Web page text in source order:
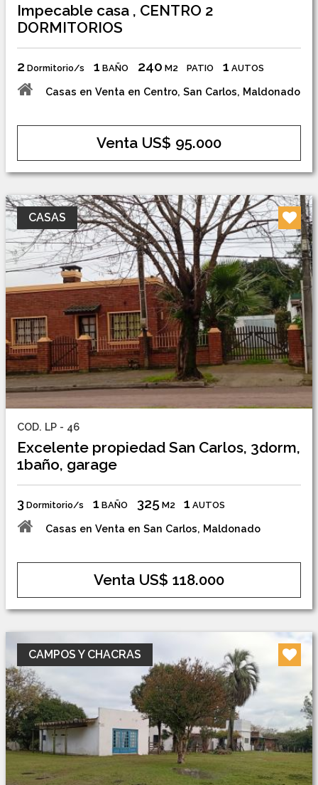
Impecable casa , CENTRO 2
DORMITORIOS
2 Dormitorio/s 1 BAÑO 240 M2 PATIO 1 AUTOS
Casas en Venta en Centro, San Carlos, Maldonado
Venta US$ 95.000
CASAS
COD. LP - 46
Excelente propiedad San Carlos, 3dorm,
1baño, garage
3 Dormitorio/s 1 BAÑO 325M2 1 AUTOS
Casas en Venta en San Carlos, Maldonado
Venta US$ 118.000
CAMPOS Y CHACRAS